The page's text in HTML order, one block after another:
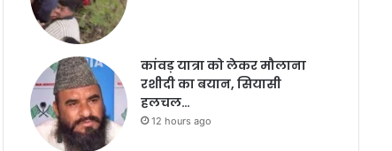
कांवड़ यात्रा को लेकर मौलाना
रशीदी का बयान, सियासी
हलचल…
12 hours ago